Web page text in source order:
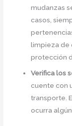
mudanzas
casos,
limpieza de
protección
Verifica los
cuente con
transporte.
ocurra